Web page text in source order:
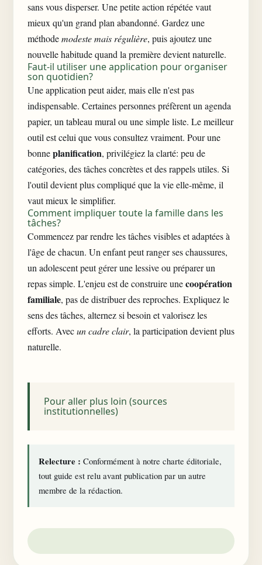
sans vous disperser. Une petite action répétée vaut
mieux qu'un grand plan abandonné. Gardez une
méthodemodeste mais régulière, puis ajoutez une
nouvelle habitude quand la première devient naturelle.
Faut-il utiliser une application pour organiser
son quotidien?
Une application peut aider, mais elle n'est pas
indispensable. Certaines personnes préfèrent un agenda
papier, un tableau mural ou une simple liste. Le meilleur
outil est celui que vous consultez vraiment. Pour une
bonneplanification, privilégiez la clarté: peu de
catégories, des tâches concrètes et des rappels utiles. Si
l'outil devient plus compliqué que la vie elle-même, il
vaut mieux le simplifier.
Comment impliquer toute la famille dans les
tâches?
Commencez par rendre les tâches visibles et adaptées à
l'âge de chacun. Un enfant peut ranger ses chaussures,
un adolescent peut gérer une lessive ou préparer un
repas simple. L'enjeu est de construire unecoopération
familiale, pas de distribuer des reproches. Expliquez le
sens des tâches, alternez si besoin et valorisez les
efforts. Avecun cadre clair, la participation devient plus
naturelle.
Pour aller plus loin (sources
institutionnelles)
Relecture : Conformément à notre charte éditoriale,
tout guide est relu avant publication par un autre
membre de la rédaction.